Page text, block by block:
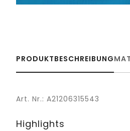
PRODUKTBESCHREIBUNG
Art. Nr.: A21206315543
Highlights